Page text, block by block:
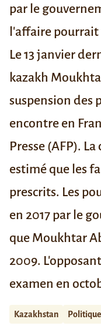
par le
l'affaire pourrait
Le 13 janvier
kazakh
suspension des
encontre en
Presse (AFP). La
estimé que les
prescrits. Les
en 2017 par le
que Moukhtar
2009.
examen en
Kazakhstan Politique